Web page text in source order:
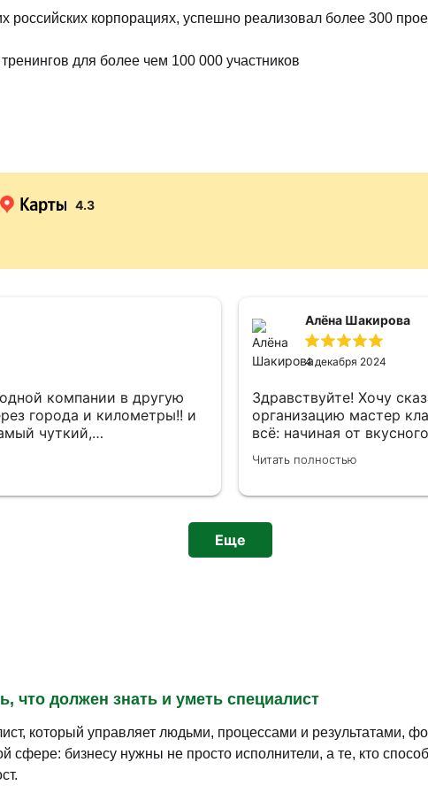
российских корпорациях, успешно реализовал более 300
для более чем 100 000 участников
4.3
компании в другую
города и километры!! и
чуткий,
наши договоренности,
никогда не
Алёна Шакирова
4 декабря 2024
Здравствуйте! Хочу
организацию мастер
всё: начиная от
приветливыми
напоминания о мастер -
помощь в решении
Читать полностью
Еще
что должен знать и уметь специалист
который управляет людьми, процессами и результатами,
сфере: бизнесу нужны не просто исполнители, а те, кто